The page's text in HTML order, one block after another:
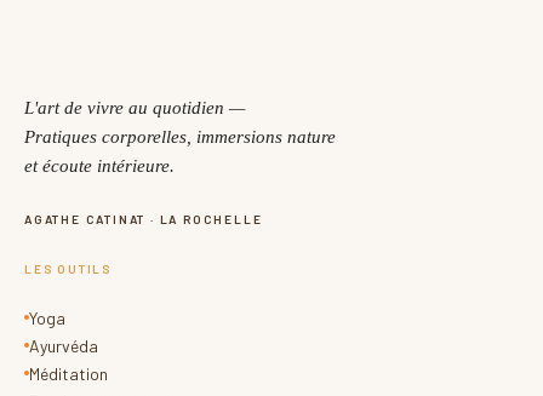
L'art de vivre au quotidien —
Pratiques corporelles, immersions nature
et écoute intérieure.
AGATHE CATINAT · LA ROCHELLE
LES OUTILS
Yoga
Ayurvéda
Méditation